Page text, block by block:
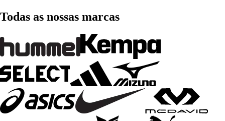
Todas as nossas marcas